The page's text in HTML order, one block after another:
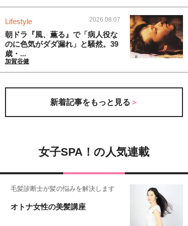
Lifestyle 2026.08.07
朝ドラ『風、薫る』で「病人役な
のに色気がダダ漏れ」と騒然。39
歳・...
加賀谷健
新着記事をもっと見る
女子SPA！の人気連載
毛髪診断士が髪の悩みを解決します
オトナ女性の美髪講座